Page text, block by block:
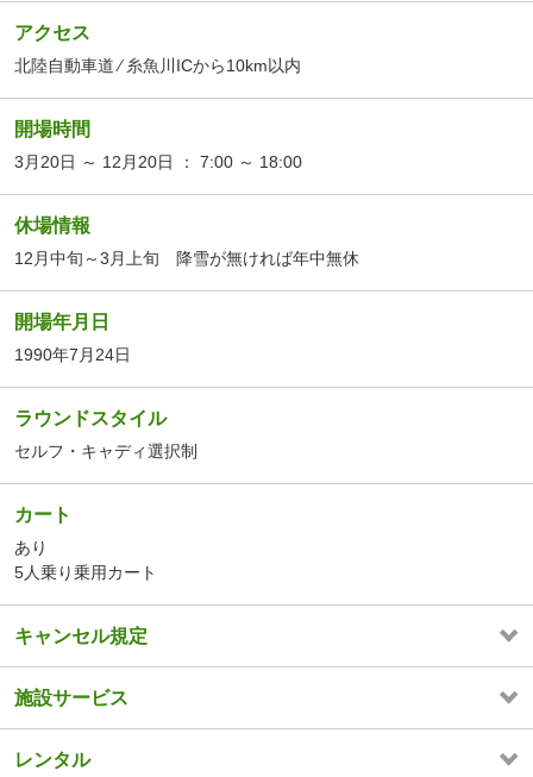
アクセス
北陸自動車道 ⁄ 糸魚川ICから10km以内
開場時間
3月20日 ～ 12月20日 ： 7:00 ～ 18:00
休場情報
12月中旬～3月上旬 降雪が無ければ年中無休
開場年月日
1990年7月24日
ラウンドスタイル
セルフ・キャディ選択制
カート
あり
5人乗り乗用カート
キャンセル規定
施設サービス
レンタル